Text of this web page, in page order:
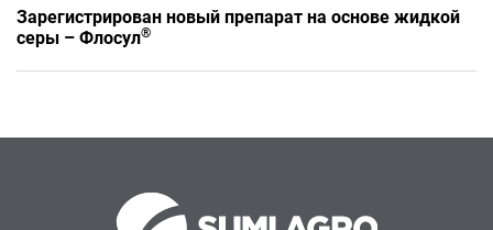
Зарегистрирован новый препарат на основе жидкой
серы – Флосул®